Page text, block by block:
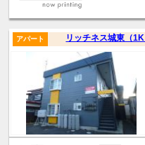
リッチネス城東（1K
アパート